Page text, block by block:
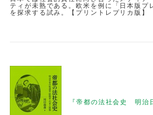
ティが未熟である。欧米を例に「日本版プ
を探求する試み。【プリントレプリカ版】
『帝都の法社会史 明治